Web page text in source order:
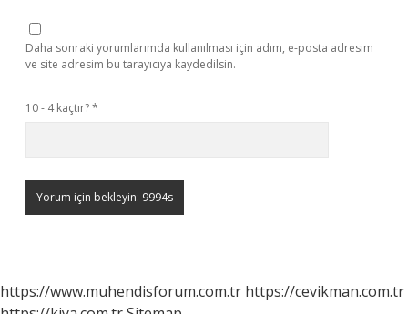
Daha sonraki yorumlarımda kullanılması için adım, e-posta adresim
ve site adresim bu tarayıcıya kaydedilsin.
10 - 4 kaçtır?*
https://www.muhendisforum.com.tr https://cevikman.com.tr